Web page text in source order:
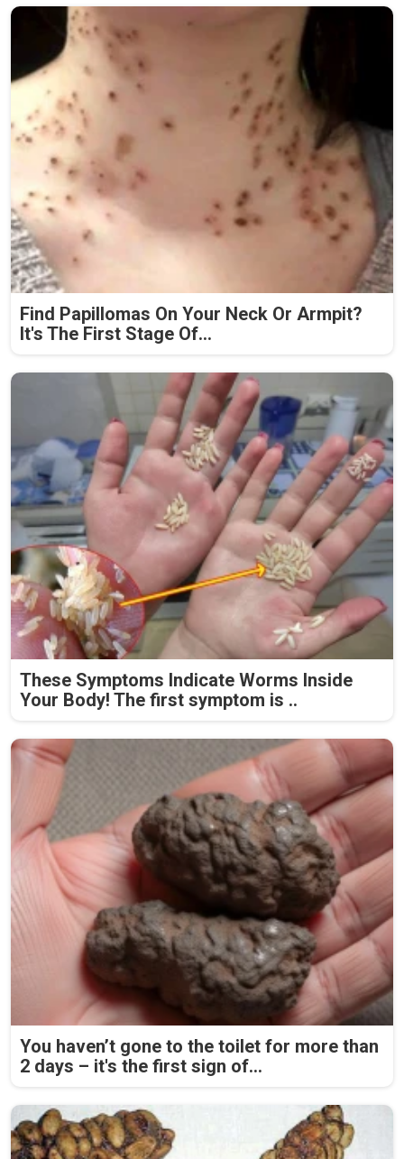
Find Papillomas On Your Neck Or Armpit?
It's The First Stage Of...
These Symptoms Indicate Worms Inside
Your Body! The first symptom is ..
You haven’t gone to the toilet for more than
2 days – it's the first sign of...